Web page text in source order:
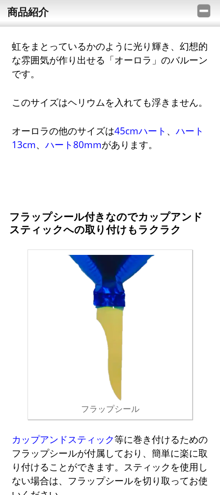
商品紹介
虹をまとっているかのように光り輝き、幻想的
な雰囲気が作り出せる「オーロラ」のバルーン
です。
このサイズはヘリウムを入れても浮きません。
オーロラの他のサイズは45cmハート 、ハート
13cm、ハート80mmがあります。
フラップシール付きなのでカップアンド
スティックへの取り付けもラクラク
フラップシール
カップアンドスティック等に巻き付けるための
フラップシールが付属しており、簡単に楽に取
り付けることができます。スティックを使用し
ない場合は、フラップシールを切り取ってお使